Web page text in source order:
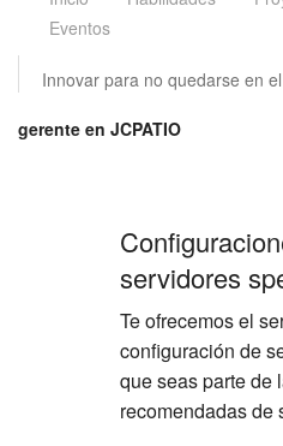
Eventos
Innovar para no quedarse en
gerente en JCPATIO
servidores
Te ofrecemos el
configuración de
que seas parte de
recomendadas de